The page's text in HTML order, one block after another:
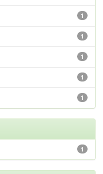
1
1
1
1
1
1